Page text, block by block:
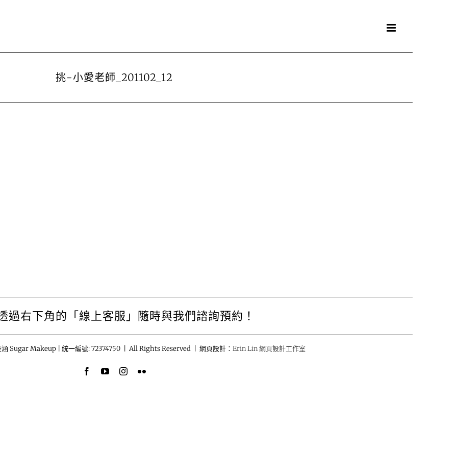
挑-小愛老師_201102_12
過右下角的「線上客服」隨時與我們諮詢預約！
Sugar Makeup | 統一編號: 72374750 | All Rights Reserved | 網頁設計： Erin Lin 網頁設計工作室
FacebookYouTubeInstagram
Flickr